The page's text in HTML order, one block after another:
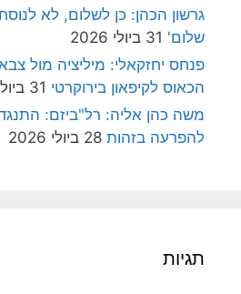
גרשון הכהן: כן לשלום, לא
שלום' 31 ביולי 2026
פנחס יחזקאלי: מיליציה מול
הכאוס לקיפאון בירוקרטי 31 ביולי 2026
משה כהן אליה: רל"ביזם:
להפרעה בזהות 28 ביולי 2026
תגיות